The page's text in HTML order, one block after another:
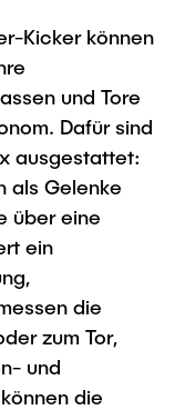
Kicker können
und Tore
Dafür sind
ausgestattet:
als Gelenke
über eine
ein
die
zum Tor,
und
die